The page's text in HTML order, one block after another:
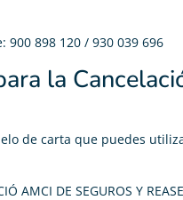
900 898 120 / 930 039 696
la
de carta que puedes
AMCI DE SEGUROS Y